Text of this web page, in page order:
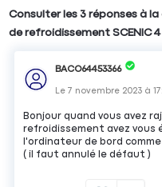
Consulter les 3 réponses à
de refroidissement SCENIC 4
BACO64453366
Le7 novembre 2023 à
Bonjour quand vous avez
refroidissement avez vous
l'ordinateur de bord
( il faut annulé le défaut )